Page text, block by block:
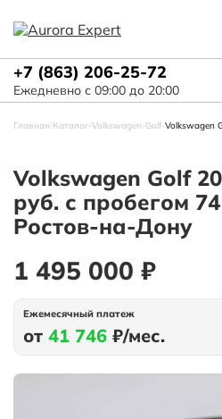
+7 (863) 206-25-72
Ежедневно с 09:00 до 20:00
Главная-Каталог-Volkswagen-Golf-Volkswagen
Volkswagen Golf
руб. с пробегом
Ростов-на-Дону
1 495 000 ₽
Ежемесячный платеж
от 41 746 ₽/мес.